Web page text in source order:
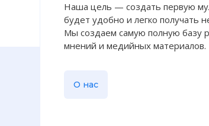
Наша цель — создать первую
будет удобно и легко
Мы создаем самую полную базу
мнений и медийных материалов.
О нас